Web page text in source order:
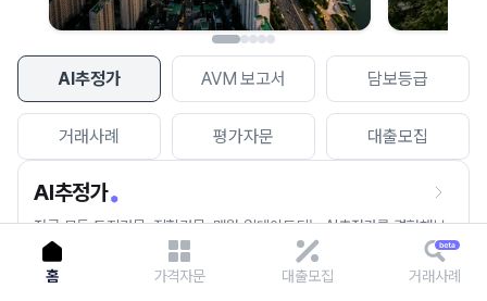
AI추정가 AVM 보고서 담보등급
거래사례 평가자문 대출모집
AI추정가
전국 모든 토지건물, 집합건물, 매월 업데이트되는 AI추정가를 경험해보
세요.
홈 가격자문 대출모집 거래사례